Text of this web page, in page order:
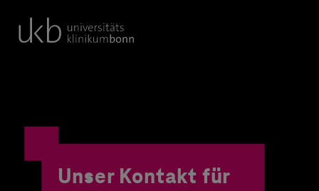
Unser Kontakt für